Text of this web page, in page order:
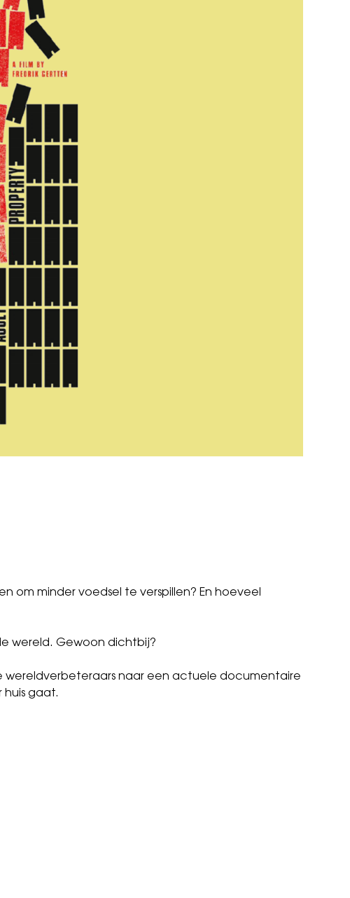
om minder voedsel te verspillen? En hoeveel
wereld. Gewoon dichtbij?
wereldverbeteraars naar een actuele documentaire
gaat.